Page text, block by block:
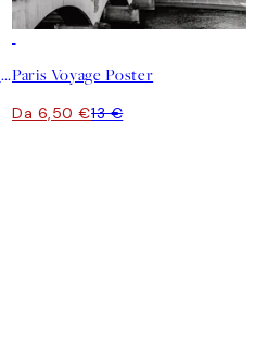
Pippi Longstocking on the Horse PosterParis Voyage Poster
Da 6,50 €13 €